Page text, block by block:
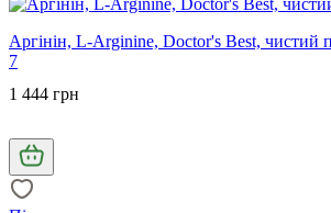
Аргінін, L-Arginine, Doctor's Best, чистий
7
1 444 грн